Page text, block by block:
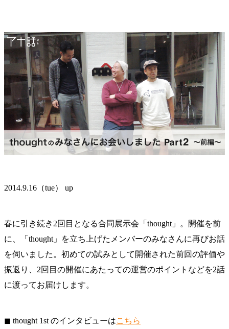
2014.9.16（tue） up
春に引き続き2回目となる合同展示会「thought」。開催を前
に、「thought」を立ち上げたメンバーのみなさんに再びお話
を伺いました。初めての試みとして開催された前回の評価や
振返り、2回目の開催にあたっての運営のポイントなどを2話
に渡ってお届けします。
◼︎ thought 1st のインタビューはこちら